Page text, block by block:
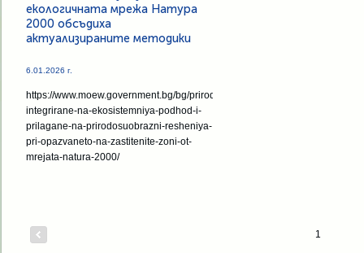
екологичната мрежа Натура
2000 обсъдиха
актуализираните методики
6.01.2026 г.
https://www.moew.government.bg/bg/priroda/proekti/proekt-
integrirane-na-ekosistemniya-podhod-i-
prilagane-na-prirodosuobrazni-resheniya-
pri-opazvaneto-na-zastitenite-zoni-ot-
mrejata-natura-2000/
1